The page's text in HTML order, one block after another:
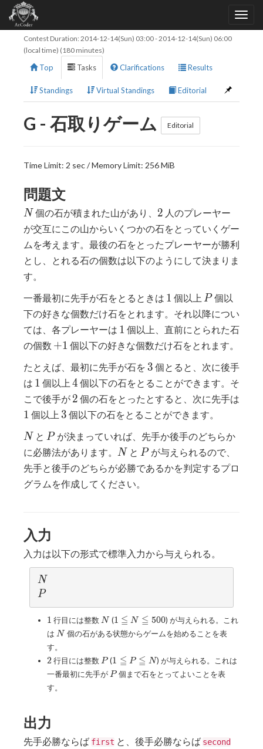
Contest Duration: 2014-12-14(Sun) 03:00-2014-12-14(Sun) 06:00
(local time) (180 minutes)
Top Tasks Clarifications Results
Standings Virtual Standings Editorial
G - 石取りゲーム Editorial
Time Limit: 2 sec / Memory Limit: 256 MiB
問題文
N
N 個の石が積まれた山があり、 2
2 人のプレーヤー
が交互にこの山からいくつかの石をとっていくゲー
ムを考えます。最後の石をとったプレーヤーが勝利
とし、とれる石の個数は以下のようにして決まりま
す。
一番最初に先手が石をとるときは 1
1 個以上 P
P個以
下の好きな個数だけ石をとれます。それ以降につい
ては、各プレーヤーは 1
1 個以上、直前にとられた石
の個数 +
+1 個以下の好きな個数だけ石をとれます。
たとえば、最初に先手が石を 3
3 個とると、次に後手
は 1
1 個以上 4
4 個以下の石をとることができます。そ
こで後手が 2
2 個の石をとったとすると、次に先手は
1
1 個以上 3
3 個以下の石をとることができます。
N
N と P
Pが決まっていれば、先手か後手のどちらか
に必勝法があります。
N
N と P
Pが与えられるので、
先手と後手のどちらが必勝であるかを判定するプロ
グラムを作成してください。
入力
入力は以下の形式で標準入力から与えられる。
N
N
P
P
11 行目には整数 N
N (1
≦
N
500
1 ≦ N ≦ 500) が与えられる。これ
は N
N 個の石がある状態からゲームを始めることを表
す。
2
2行目には整数 P
P (1
≦
P
1 ≦ P ≦ N) が与えられる。これは
一番最初に先手が P
P 個まで石をとってよいことを表
す。
出力
先手必勝ならば first と、後手必勝ならば second